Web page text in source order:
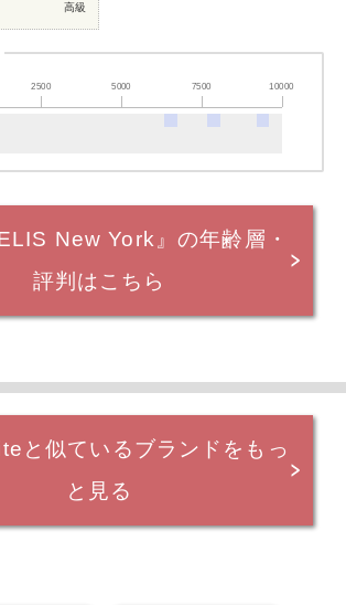
高級
2500 5000 7500 10000
New York』の年齢層・
評判はこちら
と似ているブランドをもっ
と見る